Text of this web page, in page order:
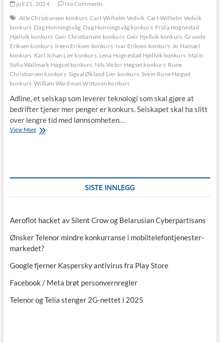
juli 21, 2024
No Comments
Atle Christiansen konkurs Carl-Wilhelm Vedvik Carl-Wilhelm Vedvik
konkurs Dag Honningsvåg Dag Honningsvåg konkurs Frida Hognestad
Hjellvik konkurs Geir Christiansen konkurs Geir Hjellvik konkurs Grunde
Eriksen konkurs Ireen Eriksen konkurs Ivar Eriksen konkurs Jo Hansæl
konkurs Karl Johan Lier konkurs Lena Hognestad Hjellvik konkurs Malin
Sofia Wallmark Høgset konkurs Nils Victor Høgset konkurs Rune
Christiansen konkurs Sigval Økland Lier konkurs Svein Rune Høgset
konkurs William Wardman Wittusen konkurs
Adline, et selskap som leverer teknologi som skal gjøre at
bedrifter tjener mer penger er konkurs. Selskapet skal ha slitt
over lengre tid med lønnsomheten…
View MoreTeknologi-
SISTE INNLEGG
Aeroflot hacket av Silent Crow og Belarusian Cyberpartisans
Ønsker Telenor mindre konkurranse i mobiltelefontjenester-
markedet?
Google fjerner Kaspersky antivirus fra Play Store
Facebook / Meta brøt personvernregler
Telenor og Telia stenger 2G-nettet i 2025